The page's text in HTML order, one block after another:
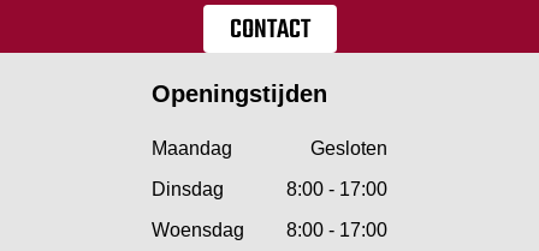
CONTACT
Openingstijden
Maandag
Gesloten
Dinsdag
8:00 - 17:00
Woensdag
8:00 - 17:00